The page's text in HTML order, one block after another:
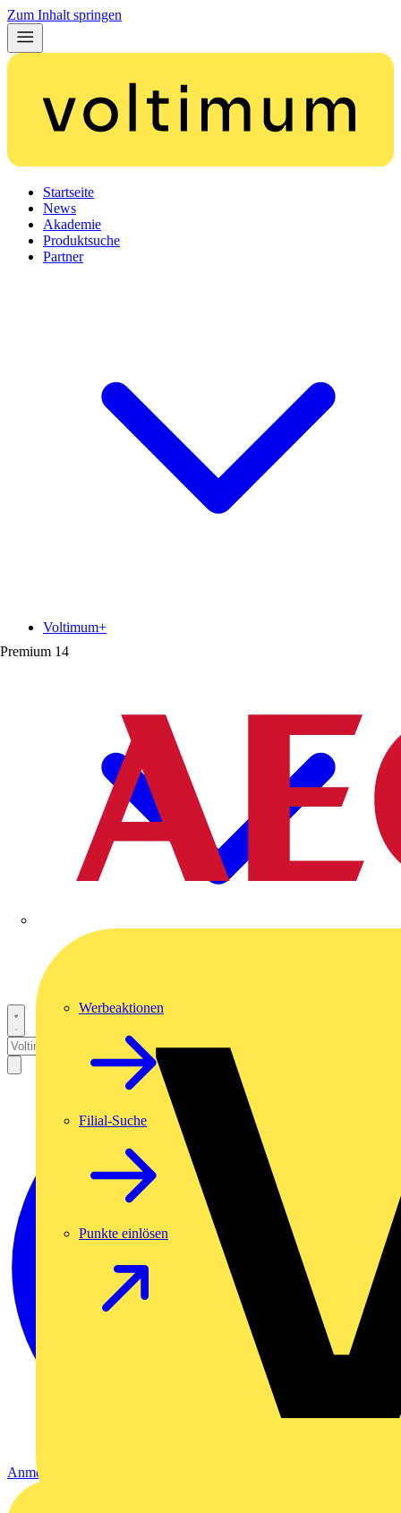
Zum Inhalt springen
Startseite
News
Akademie
Produktsuche
Partner
Premium 14
Voltimum+
Werbeaktionen
Filial-Suche
Punkte einlösen
Anmelden